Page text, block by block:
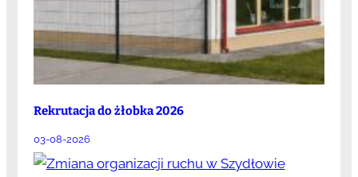
Rekrutacja do żłobka 2026
03-08-2026